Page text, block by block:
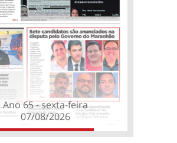
Ano 65 - sexta-feira
07/08/2026